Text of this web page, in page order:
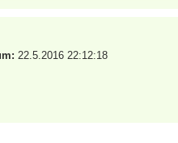
22.5.2016 22:12:18